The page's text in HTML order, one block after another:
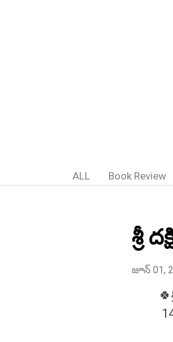
ALL Book Review
శ్రీ
జూన్ 01,